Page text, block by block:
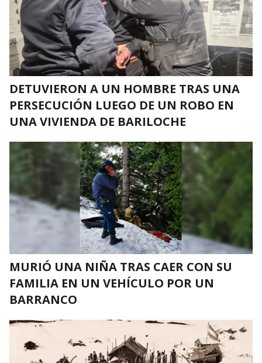
DETUVIERON A UN HOMBRE TRAS UNA
PERSECUCIÓN LUEGO DE UN ROBO EN
UNA VIVIENDA DE BARILOCHE
MURIÓ UNA NIÑA TRAS CAER CON SU
FAMILIA EN UN VEHÍCULO POR UN
BARRANCO